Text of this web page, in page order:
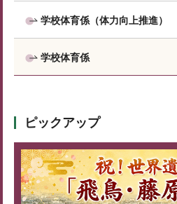
学校体育係（体力向上推進）
学校体育係
ピックアップ